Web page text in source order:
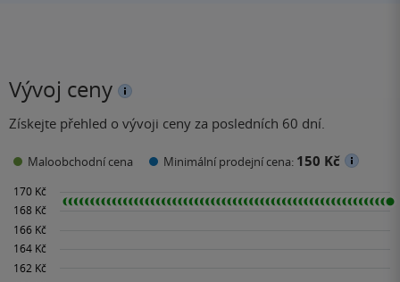
Vývoj ceny
Získejte přehled o vývoji ceny za posledních 60 dní.
Maloobchodní cena Minimální prodejní cena: 150 Kč